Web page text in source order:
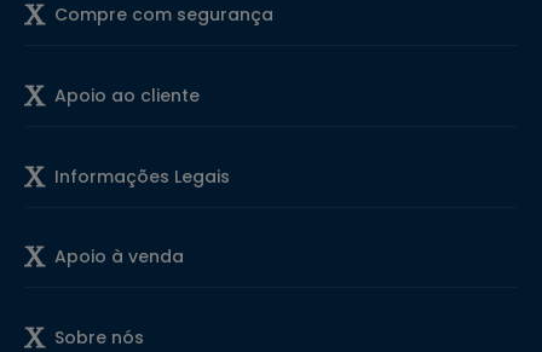
Compre com segurança
Apoio ao cliente
Informações Legais
Apoio à venda
Sobre nós